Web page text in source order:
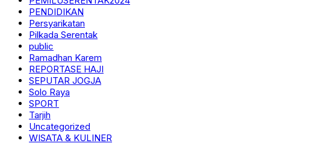
PENDIDIKAN
Persyarikatan
Pilkada Serentak
public
Ramadhan Karem
REPORTASE HAJI
SEPUTAR JOGJA
Solo Raya
SPORT
Tarjih
Uncategorized
WISATA & KULINER